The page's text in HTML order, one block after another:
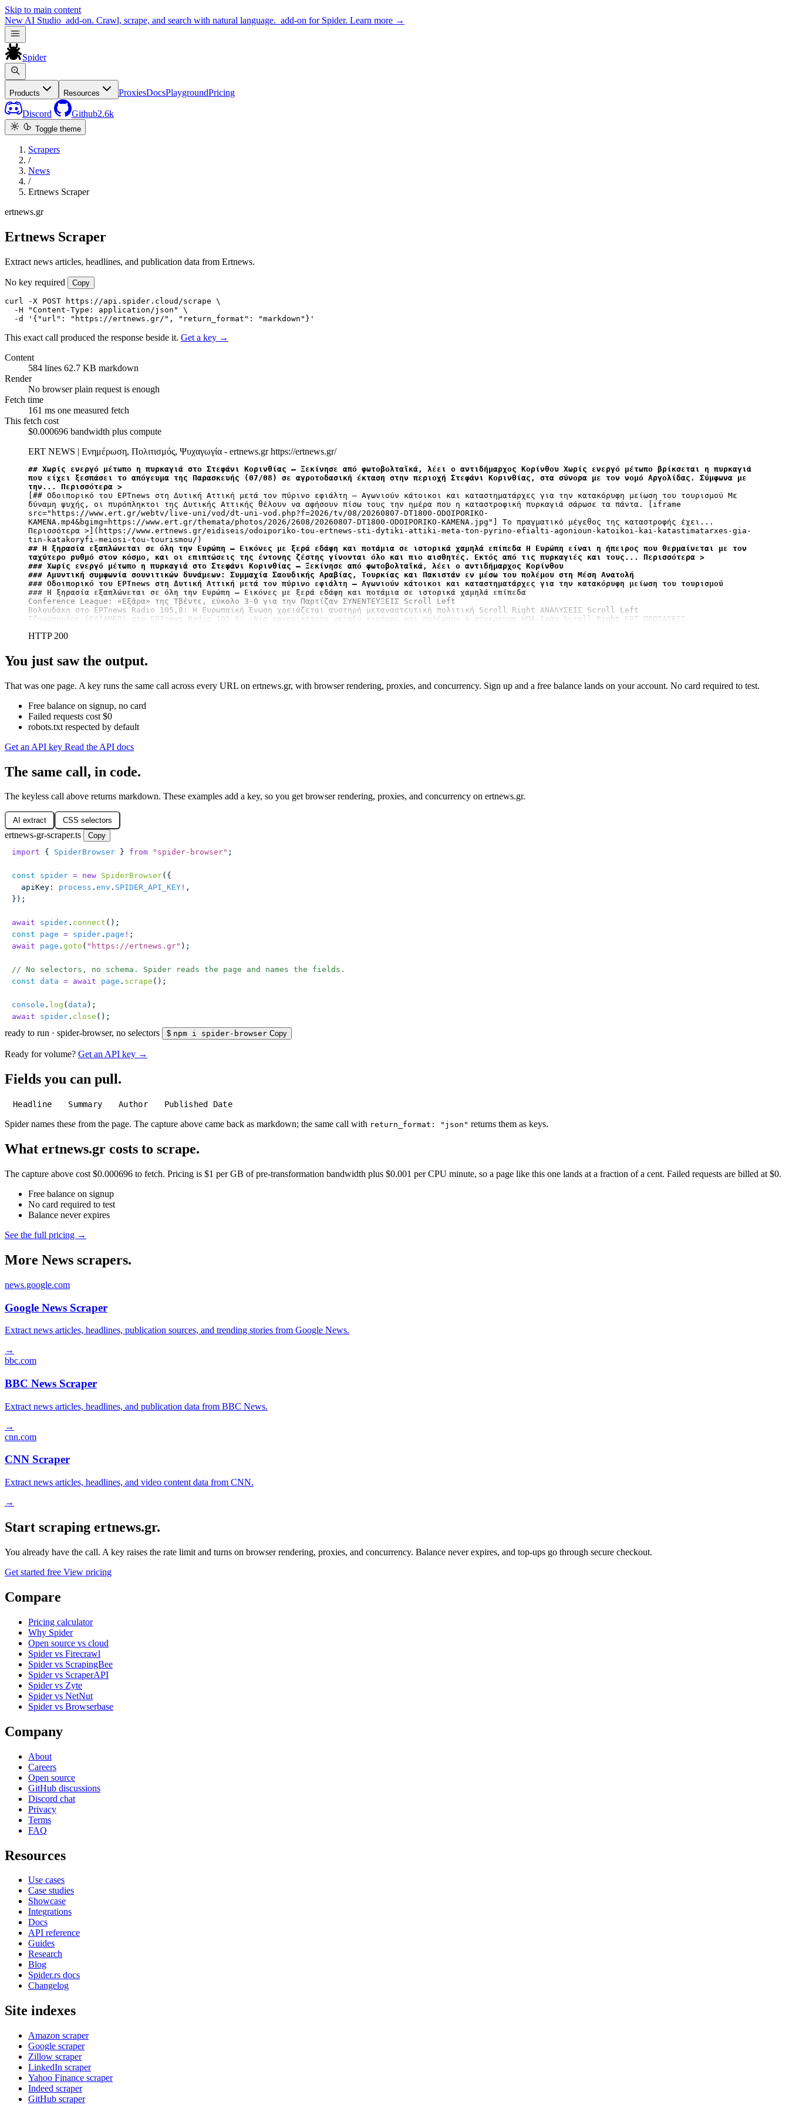
Skip to main content
New AI Studio add-on. Crawl, scrape, and search with natural language. add-on for Spider. Learn more →
Spider
Products Resources ProxiesDocsPlaygroundPricing
Discord Github2.6k
Toggle theme
Scrapers
/
News
/
Ertnews Scraper
ertnews.gr
Ertnews Scraper
Extract news articles, headlines, and publication data from Ertnews.
No key required Copy
curl -X POST https://api.spider.cloud/scrape \
  -H "Content-Type: application/json" \
  -d '{"url": "https://ertnews.gr/", "return_format": "markdown"}'
This exact call produced the response beside it. Get a key →
Content
584 lines 62.7 KB markdown
Render
No browserplain request is enough
Fetch time
161 ms one measured fetch
This fetch cost
$0.000696 bandwidth plus compute
ERT NEWS | Ενημέρωση, Πολιτισμός, Ψυχαγωγία - ertnews.grhttps://ertnews.gr/
## Χωρίς ενεργό μέτωπο η πυρκαγιά στο Στεφάνι Κορινθίας – Ξεκίνησε από φωτοβολταϊκά, λέει ο αντιδήμαρχος Κορίνθου Χωρίς ενεργό μέτωπο βρίκσεται η πυρκαγιά
που είχει ξεσπάσει το απόγευμα της Παρασκευής (07/08) σε αγροτοδασική έκταση στην περιοχή Στεφάνι Κορινθίας, στα σύνορα με τον νομό Αργολίδας. Σύμφωνα με
την... Περισσότερα >
[## Οδοιπορικό του ΕΡΤnews στη Δυτική Αττική μετά τον πύρινο εφιάλτη – Αγωνιούν κάτοικοι και καταστηματάρχες για την κατακόρυφη μείωση του τουρισμού Με
δύναμη ψυχής, οι πυρόπληκτοι της Δυτικής Αττικής θέλουν να αφήσουν πίσω τους την ημέρα που η καταστροφική πυρκαγιά σάρωσε τα πάντα. [iframe
src="https://www.ert.gr/webtv/live-uni/vod/dt-uni-vod.php?f=2026/tv/08/20260807-DT1800-ODOIPORIKO-
KAMENA.mp4&bgimg=https://www.ert.gr/themata/photos/2026/2608/20260807-DT1800-ODOIPORIKO-KAMENA.jpg"] Το πραγματικό μέγεθος της καταστροφής έχει...
Περισσότερα >](https://www.ertnews.gr/eidiseis/odoiporiko-tou-ertnews-sti-dytiki-attiki-meta-ton-pyrino-efialti-agonioun-katoikoi-kai-katastimatarxes-gia-
## Η ξηρασία εξαπλώνεται σε όλη την Ευρώπη – Εικόνες με ξερά εδάφη και ποτάμια σε ιστορικά χαμηλά επίπεδα Η Ευρώπη είναι η ήπειρος που θερμαίνεται με τον
ταχύτερο ρυθμό στον κόσμο, και οι επιπτώσεις της έντονης ζέστης γίνονται όλο και πιο αισθητές. Εκτός από τις πυρκαγιές και τους... Περισσότερα >
### Χωρίς ενεργό μέτωπο η πυρκαγιά στο Στεφάνι Κορινθίας – Ξεκίνησε από φωτοβολταϊκά, λέει ο αντιδήμαρχος Κορίνθου
### Αμυντική συμφωνία σουνιτικών δυνάμεων: Συμμαχία Σαουδικής Αραβίας, Τουρκίας και Πακιστάν εν μέσω του πολέμου στη Μέση Ανατολή
### Οδοιπορικό του ΕΡΤnews στη Δυτική Αττική μετά τον πύρινο εφιάλτη – Αγωνιούν κάτοικοι και καταστηματάρχες για την κατακόρυφη μείωση του τουρισμού
### Η ξηρασία εξαπλώνεται σε όλη την Ευρώπη – Εικόνες με ξερά εδάφη και ποτάμια σε ιστορικά χαμηλά επίπεδα
Conference League: «Εξάρα» της Τβέντε, εύκολο 3-0 για την Παρτίζαν ΣΥΝΕΝΤΕΥΞΕΙΣ Scroll Left
Βολουδάκη στο ΕΡΤnews Radio 105,8: Η Ευρωπαϊκή Ένωση χρειάζεται αυστηρή μεταναστευτική πολιτική Scroll Right ΑΝΑΛΥΣΕΙΣ Scroll Left
Τζογόπουλος (ΕΛΙΑΜΕΠ) στο ΕΡΤnews Radio 105,8: «Νέα κανονικότητα μεταξύ ειρήνης και πολέμου» η σύγκρουση ΗΠΑ-Ιράν Scroll Right ΕΡΤ ΠΡΟΤΑΣΕΙΣ
HTTP 200
You just saw the output.
That was one page. A key runs the same call across every URL on ertnews.gr, with browser rendering, proxies, and concurrency. Sign up and a free balance lands on your account. No card required to test.
Free balance on signup, no card
Failed requests cost $0
robots.txt respected by default
Get an API key Read the API docs
The same call, in code.
The keyless call above returns markdown. These examples add a key, so you get browser rendering, proxies, and concurrency on ertnews.gr.
AI extract CSS selectors
ertnews-gr-scraper.ts
Copy
import { SpiderBrowser } from " spider-browser" ;
const spider = new SpiderBrowser({
  apiKey
: process . env . SPIDER_API_KEY ! ,
});
await spider . connect ();
const page = spider . page ! ;
await page . goto ( " https://ertnews.gr" );
// No selectors, no schema. Spider reads the page and names the fields.
const data = await page . scrape ();
console . log ( data );
await spider . close ();
ready to run · spider-browser, no selectors $ npm i spider-browser Copy
Ready for volume? Get an API key →
Fields you can pull.
Headline Summary Author Published Date
Spider names these from the page. The capture above came back as markdown; the same call with return_format: "json" returns them as keys.
What ertnews.gr costs to scrape.
The capture above cost $0.000696 to fetch. Pricing is $1 per GB of pre-transformation bandwidth plus $0.001 per CPU minute, so a page like this one lands at a fraction of a cent. Failed requests are billed at $0.
Free balance on signup
No card required to test
Balance never expires
See the full pricing →
More News scrapers.
news.google.com
Google News Scraper
Extract news articles, headlines, publication sources, and trending stories from Google News.
→
bbc.com
BBC News Scraper
Extract news articles, headlines, and publication data from BBC News.
→
cnn.com
CNN Scraper
Extract news articles, headlines, and video content data from CNN.
→
Start scraping ertnews.gr.
You already have the call. A key raises the rate limit and turns on browser rendering, proxies, and concurrency. Balance never expires, and top-ups go through secure checkout.
Get started free View pricing
Compare
Pricing calculator
Why Spider
Open source vs cloud
Spider vs Firecrawl
Spider vs ScrapingBee
Spider vs ScraperAPI
Spider vs Zyte
Spider vs NetNut
Spider vs Browserbase
Company
About
Careers
Open source
GitHub discussions
Discord chat
Privacy
Terms
FAQ
Resources
Use cases
Case studies
Showcase
Integrations
Docs
API reference
Guides
Research
Blog
Spider.rs docs
Changelog
Site indexes
Amazon scraper
Google scraper
Zillow scraper
LinkedIn scraper
Yahoo Finance scraper
Indeed scraper
GitHub scraper